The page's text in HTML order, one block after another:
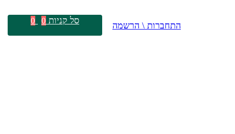
התחברות \ הרשמה סל קניות 0
0